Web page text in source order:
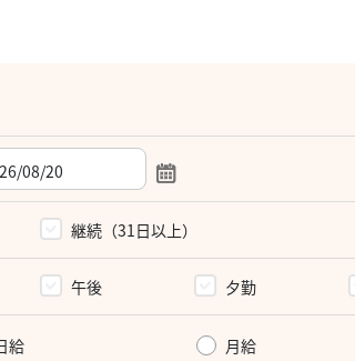
継続（31日以上）
午後 夕勤
給 月給